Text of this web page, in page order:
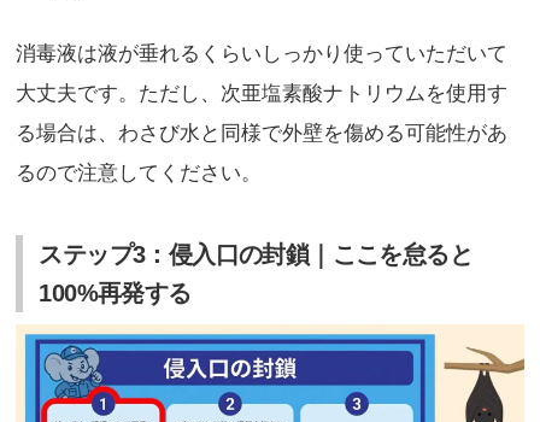
消毒液は液が垂れるくらいしっかり使っていただいて
大丈夫です。ただし、次亜塩素酸ナトリウムを使用す
る場合は、わさび水と同様で外壁を傷める可能性があ
るので注意してください。
ステップ3：侵入口の封鎖｜ここを怠ると
100%再発する